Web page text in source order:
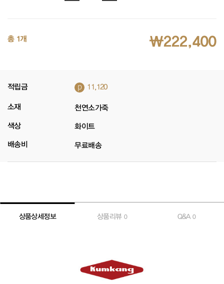
총 1개 ₩222,400
적립금 p 11,120
소재 천연소가죽
색상 화이트
배송비 무료배송
상품상세정보 상품리뷰 0 Q&A0